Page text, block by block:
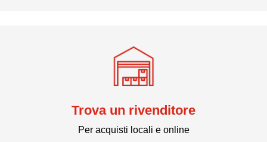
Trova un rivenditore
Per acquisti locali e online